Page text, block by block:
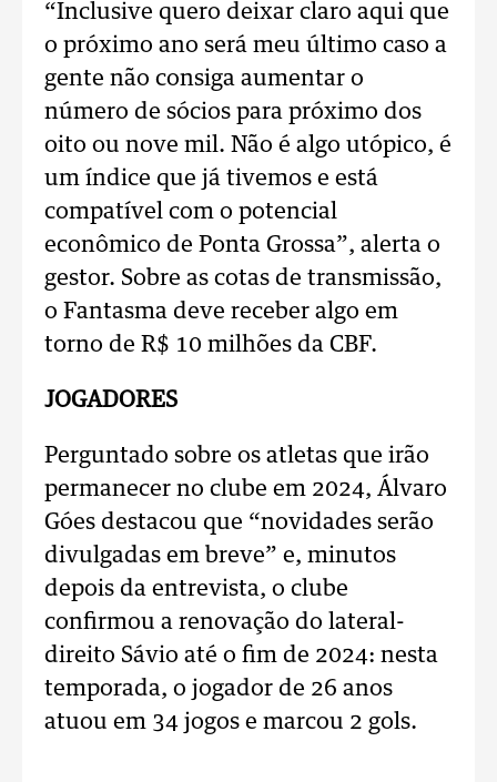
“Inclusive quero deixar claro aqui que
o próximo ano será meu último caso a
gente não consiga aumentar o
número de sócios para próximo dos
oito ou nove mil. Não é algo utópico, é
um índice que já tivemos e está
compatível com o potencial
econômico de Ponta Grossa”, alerta o
gestor. Sobre as cotas de transmissão,
o Fantasma deve receber algo em
torno de R$ 10 milhões da CBF.
JOGADORES
Perguntado sobre os atletas que irão
permanecer no clube em 2024, Álvaro
Góes destacou que “novidades serão
divulgadas em breve” e, minutos
depois da entrevista, o clube
confirmou a renovação do lateral-
direito Sávio até o fim de 2024: nesta
temporada, o jogador de 26 anos
atuou em 34 jogos e marcou 2 gols.